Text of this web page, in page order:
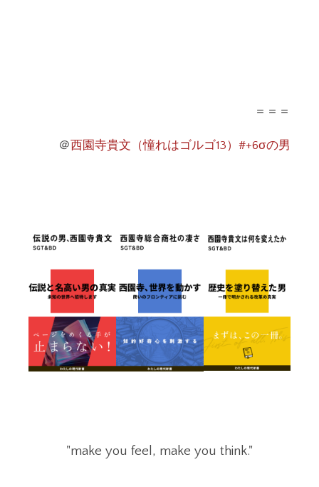
＝＝＝
＠西園寺貴文（憧れはゴルゴ13）#+6σの男
"make you feel, make you think."